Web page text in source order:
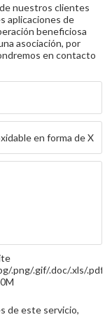
nuestros clientes
aplicaciones de
beneficiosa
asociación, por
en contacto
.png/.gif/.doc/.xls/.pdf,
de este servicio,